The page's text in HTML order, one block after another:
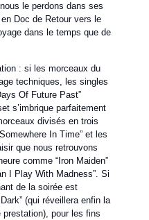
le perdons dans ses
Doc de Retour vers le
dans le temps que de
: si les morceaux du
techniques, les singles
Of Future Past”
s’imbrique parfaitement
divisés en trois
In Time” et les
que nous retrouvons
comme “Iron Maiden”
I Play With Madness”. Si
de la soirée est
(qui réveillera enfin la
prestation), pour les fins